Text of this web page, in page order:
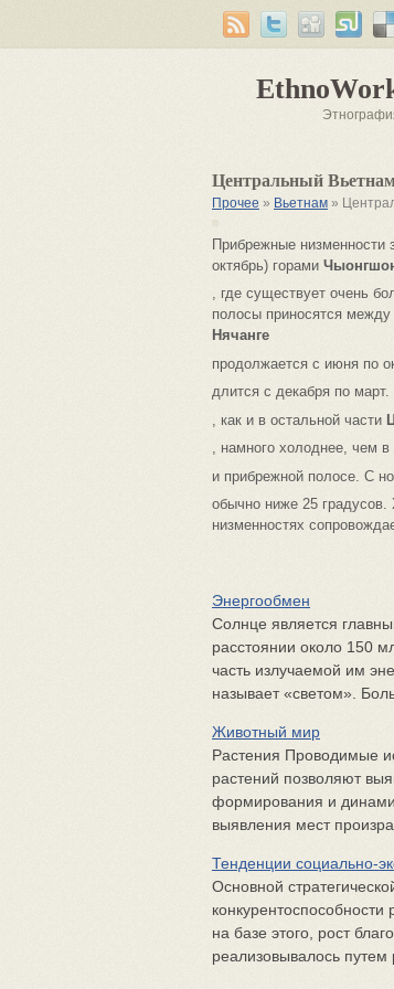
Центральный
Прочее » Вьетнам »
Прибрежные низменности
октябрь) горами
, где существует очень
полосы приносятся
Нячанге
продолжается с июня по
длится с декабря по март.
, как и в остальной части
, намного холоднее, чем в
и прибрежной полосе. С
обычно ниже 25
низменностях
Энергообмен
Солнце является
расстоянии около 150
часть излучаемой им
называет «светом».
Животный мир
Растения Проводимые
растений позволяют
формирования и
выявления мест
Тенденции социально-
Основной
на базе этого, рост
реализовывалось